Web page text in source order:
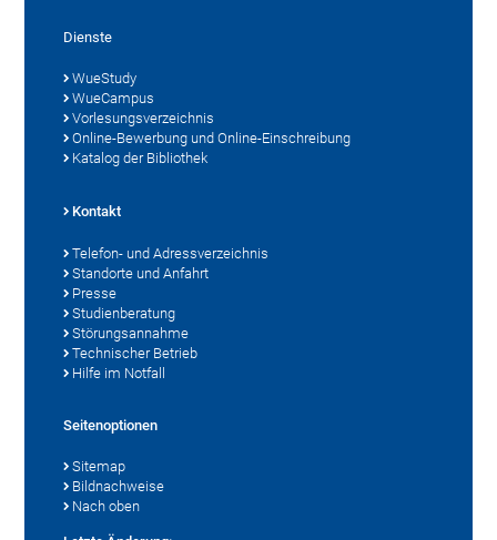
Dienste
WueStudy
WueCampus
Vorlesungsverzeichnis
Online-Bewerbung und Online-Einschreibung
Katalog der Bibliothek
Kontakt
Telefon- und Adressverzeichnis
Standorte und Anfahrt
Presse
Studienberatung
Störungsannahme
Technischer Betrieb
Hilfe im Notfall
Seitenoptionen
Sitemap
Bildnachweise
Nach oben